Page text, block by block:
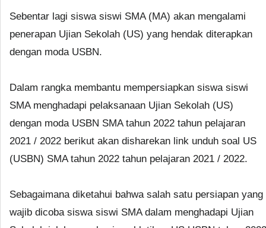
Sebentar lagi siswa siswi SMA (MA) akan mengalami
penerapan Ujian Sekolah (US) yang hendak diterapkan
dengan moda USBN.
Dalam rangka membantu mempersiapkan siswa siswi
SMA menghadapi pelaksanaan Ujian Sekolah (US)
dengan moda USBN SMA tahun 2022 tahun pelajaran
2021 / 2022 berikut akan disharekan link unduh soal US
(USBN) SMA tahun 2022 tahun pelajaran 2021 / 2022.
Sebagaimana diketahui bahwa salah satu persiapan yang
wajib dicoba siswa siswi SMA dalam menghadapi Ujian